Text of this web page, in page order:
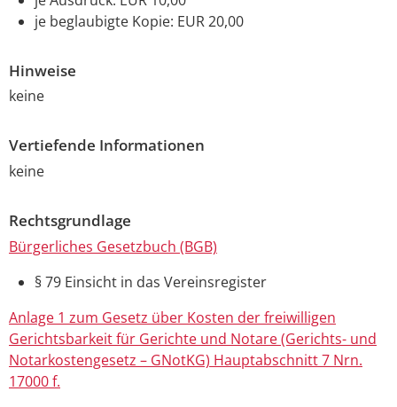
je beglaubigte Kopie: EUR 20,00
Hinweise
keine
Vertiefende Informationen
keine
Rechtsgrundlage
Bürgerliches Gesetzbuch (BGB)
§ 79 Einsicht in das Vereinsregister
Anlage 1 zum Gesetz über Kosten der freiwilligen
Gerichtsbarkeit für Gerichte und Notare (Gerichts- und
Notarkostengesetz – GNotKG) Hauptabschnitt 7 Nrn.
17000 f.